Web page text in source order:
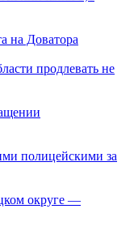
на Доватора
продлевать не
полицейскими за
округе —